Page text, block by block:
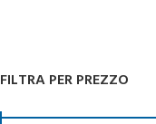
FILTRA PER PREZZO